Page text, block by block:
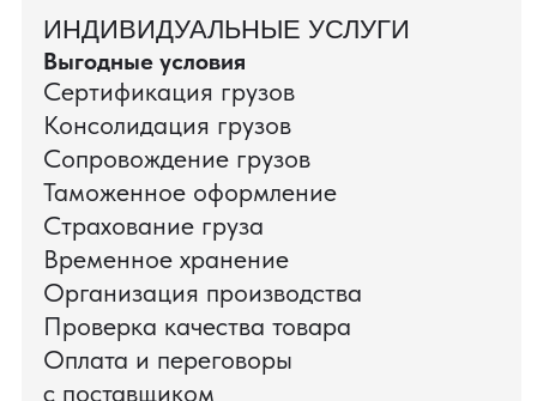
КЕЙС ПАО «РОСТЕЛЕКОМ»
ПАО «Ростелеком» доверяет нам полный
цикл международных поставок — от
поиска и проверки поставщиков до
доставки оборудования.
Мы обеспечили полный цикл работ:
проверку продукции, логистику,
таможенное оформление и контроль
сроков. В результате все товары были
доставлены точно в срок и без
дополнительных рисков.
PRO TORG — проверенный партнёр по
международной логистике для ведущих
федеральных компаний.